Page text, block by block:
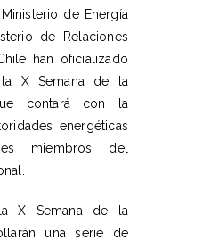
de Energía
de Relaciones
han oficializado
X Semana de la
contará con la
energéticas
miembros del
X Semana de la
una serie de